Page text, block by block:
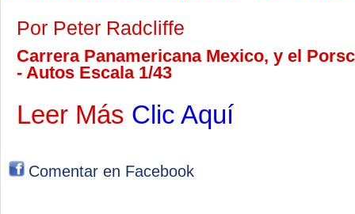
Por Peter Radcliffe
Carrera Panamericana Mexico, y el
- Autos Escala 1/43
Leer Más Clic Aquí
Comentar en Facebook